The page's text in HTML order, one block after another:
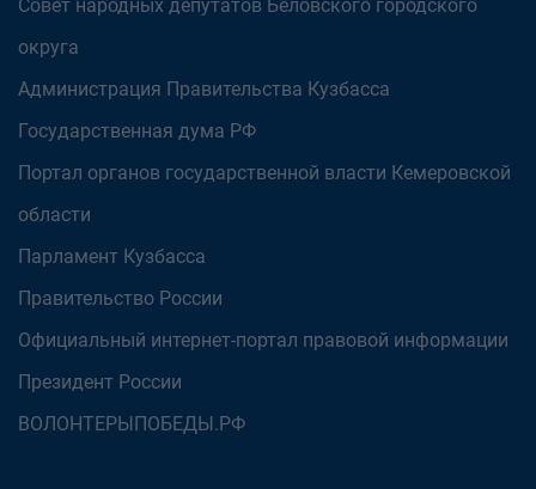
Совет народных депутатов Беловского городского
округа
Администрация Правительства Кузбасса
Государственная дума РФ
Портал органов государственной власти Кемеровской
области
Парламент Кузбасса
Правительство России
Официальный интернет-портал правовой информации
Президент России
ВОЛОНТЕРЫПОБЕДЫ.РФ